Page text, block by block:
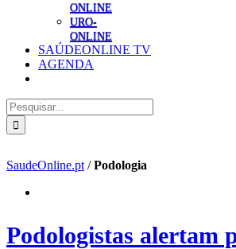
ONLINE
URO-
ONLINE
SAÚDEONLINE TV
AGENDA
Pesquisar
SaudeOnline.pt /Podologia
Podologistas alertam